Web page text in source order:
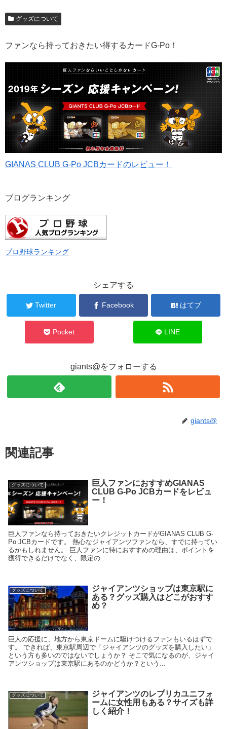
グッズについて
ファンなら持っておきたい得するカードG-Po！
GIANAS CLUB G-Po JCBカードのレビュー！
ブログランキング
プロ野球ランキング
シェアする
Twitter Facebook はてブ
Pocket LINE
giants@をフォローする
giants@
関連記事
グッズについて
巨人ファンにおすすめGIANAS
CLUB G-Po JCBカードをレビュ
ー！
巨人ファンなら持っておきたいクレジットカードがGIANAS CLUB G-
Po JCBカードです。 熱心なジャイアンツファンなら、すでに持ってい
るかもしれません。 巨人ファンに特におすすめの理由は、ポイントを
獲得できるだけでなく、限定の...
グッズについて
ジャイアンツショップは東京駅に
ある？グッズ購入はどこがおすす
め？
巨人の応援に、地方から東京ドームに駆けつけるファンもいるはずで
す。 できれば、東京駅周辺で「ジャイアンツのグッズを購入したい」
という方も多いのではないでしょうか？ そこで気になるのが、ジャイ
アンツショップは東京駅にあるのかどうか？という...
グッズについて
ジャイアンツのレプリカユニフォ
ームに女性用もある？サイズも詳
しく紹介！